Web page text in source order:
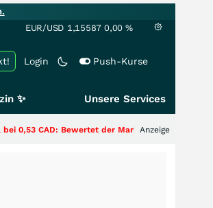
EUR/USD 1,15587 0,00 %
Login Push-Kurse
✨ Unsere Services
Bewertet der Markt noch immer nur die Hälfte
Anzeige